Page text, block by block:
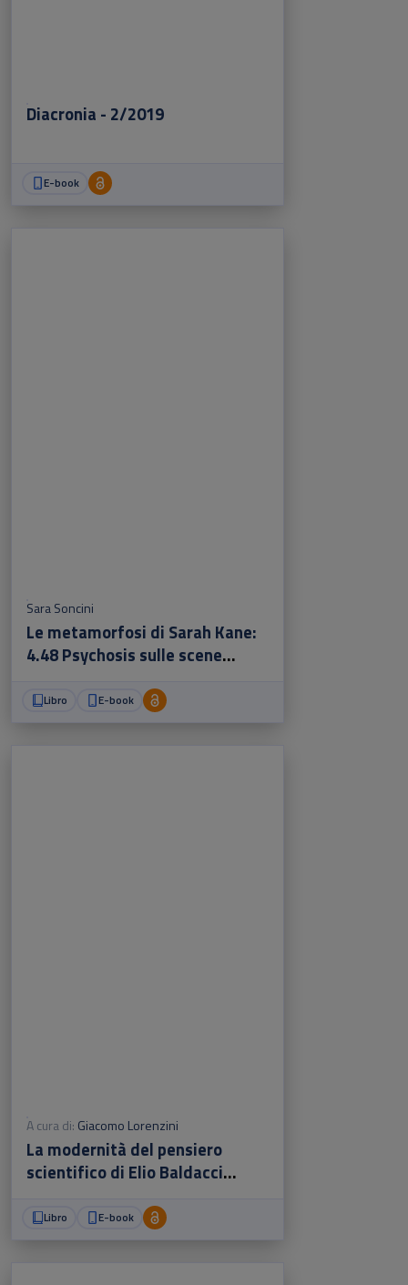
Diacronia - 2/2019
E-book
Sara Soncini
Le metamorfosi di Sarah Kane:
4.48 Psychosis sulle scene
Libro E-book
A cura di: Giacomo Lorenzini
La modernità del pensiero
scientifico di Elio Baldacci
critica della sua tesi di laurea
Libro E-book